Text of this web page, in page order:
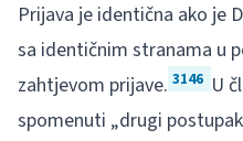
Prijava je identična ako je
sa identičnim stranama u
zahtjevom prijave. 3146 U
spomenuti „drugi